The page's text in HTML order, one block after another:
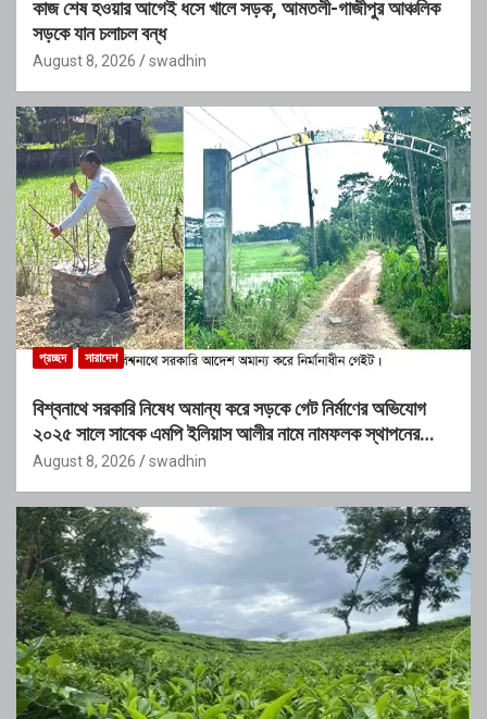
কাজ শেষ হওয়ার আগেই ধসে খালে সড়ক, আমতলী-গাজীপুর আঞ্চলিক
সড়কে যান চলাচল বন্ধ
August 8, 2026 swadhin
প্রচ্ছদ সারাদেশ
বিশ্বনাথে সরকারি নিষেধ অমান্য করে সড়কে গেট নির্মাণের অভিযোগ
২০২৫ সালে সাবেক এমপি ইলিয়াস আলীর নামে নামফলক স্থাপনের
অভিযোগ
August 8, 2026 swadhin